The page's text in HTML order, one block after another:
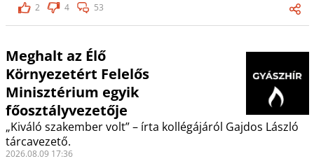
2
4 53
Meghalt az Élő
Környezetért Felelős
Minisztérium egyik
főosztályvezetője
„Kiváló szakember volt” – írta kollégájáról Gajdos László
tárcavezető.
2026.08.09 17:36